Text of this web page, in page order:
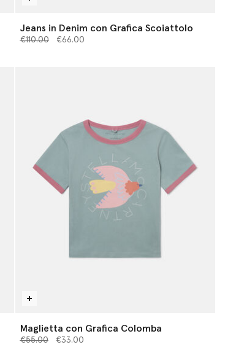
Jeans in Denim con Grafica Scoiattolo
Prezzo ridotto da
€110.00a €66.00
Maglietta con Grafica Colomba
Prezzo ridotto da
€55.00a €33.00